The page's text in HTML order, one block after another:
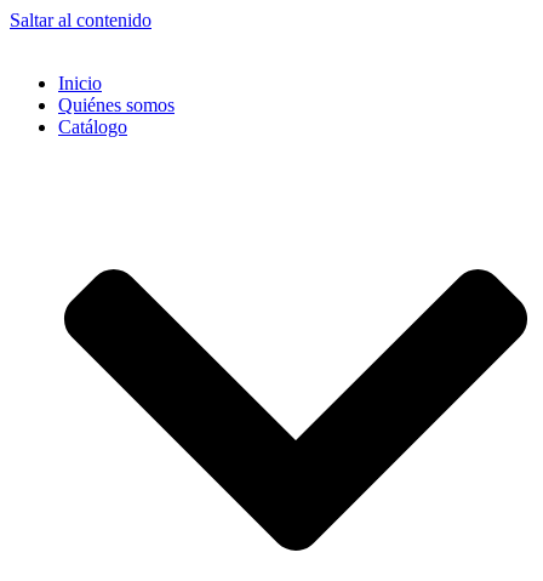
Saltar al contenido
Inicio
Quiénes somos
Catálogo